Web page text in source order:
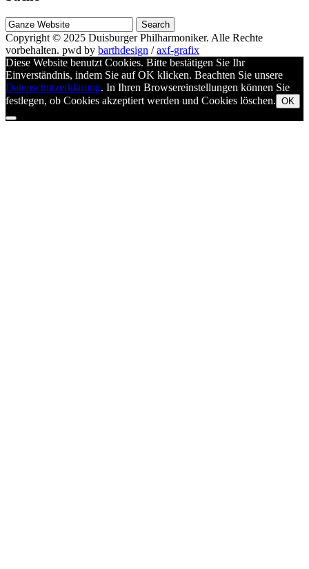
Suche
nach
Copyright © 2025 Duisburger Philharmoniker. Alle Rechte
vorbehalten. pwd by barthdesign /axf-grafix
Diese Website benutzt Cookies. Bitte bestätigen Sie Ihr
Einverständnis, indem Sie auf OK klicken. Beachten Sie unsere
Datenschutzerklärung. In Ihren Browsereinstellungen können Sie
festlegen, ob Cookies akzeptiert werden und Cookies löschen. OK